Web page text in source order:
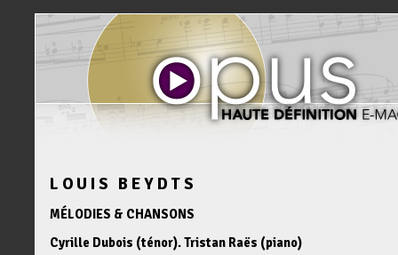
LOUIS BEYDTS
MÉLODIES & CHANSONS
Cyrille Dubois (ténor). Tristan Raës (piano)